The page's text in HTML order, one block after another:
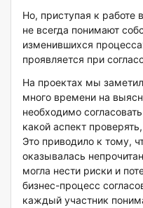
Но, приступая к работе
не всегда понимают
изменившихся
проявляется при
На проектах мы
много времени на
необходимо
какой аспект
Это приводило к тому,
оказывалась
могла нести риски и
бизнес-процесс
каждый участник